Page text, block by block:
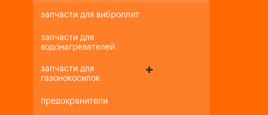
запчасти для виброплит
запчасти для
водонагревателей
запчасти для
газонокосилок
предохранители